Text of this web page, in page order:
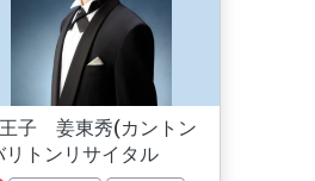
子 姜東秀(カントン
リトンリサイタル